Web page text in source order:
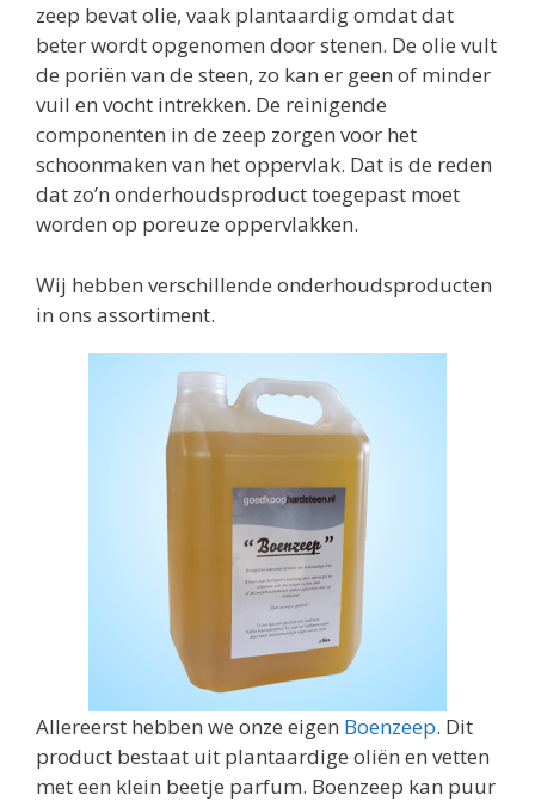
zeep bevat olie, vaak plantaardig omdat dat
beter wordt opgenomen door stenen. De olie vult
de poriën van de steen, zo kan er geen of minder
vuil en vocht intrekken. De reinigende
componenten in de zeep zorgen voor het
schoonmaken van het oppervlak. Dat is de reden
dat zo’n onderhoudsproduct toegepast moet
worden op poreuze oppervlakken.
Wij hebben verschillende onderhoudsproducten
in ons assortiment.
Allereerst hebben we onze eigen Boenzeep. Dit
product bestaat uit plantaardige oliën en vetten
met een klein beetje parfum. Boenzeep kan puur